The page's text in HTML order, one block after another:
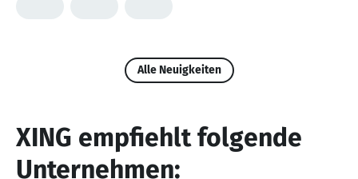
Alle Neuigkeiten
XING empfiehlt folgende
Unternehmen: